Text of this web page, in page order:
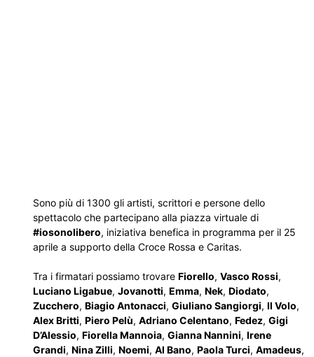
Sono più di 1300 gli artisti, scrittori e persone dello
spettacolo che partecipano alla piazza virtuale di
#iosonolibero, iniziativa benefica in programma per il 25
aprile a supporto della Croce Rossa e Caritas.
Tra i firmatari possiamo trovare Fiorello, Vasco Rossi,
Luciano Ligabue, Jovanotti, Emma, Nek, Diodato,
Zucchero, Biagio Antonacci, Giuliano Sangiorgi, Il Volo,
Alex Britti, Piero Pelù, Adriano Celentano, Fedez, Gigi
D’Alessio, Fiorella Mannoia, Gianna Nannini, Irene
Grandi, Nina Zilli, Noemi, Al Bano, Paola Turci, Amadeus,